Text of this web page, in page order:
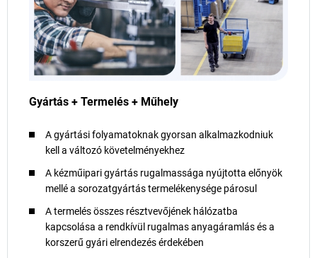
Gyártás + Termelés + Műhely
A gyártási folyamatoknak gyorsan alkalmazkodniuk
kell a változó követelményekhez
A kézműipari gyártás rugalmassága nyújtotta előnyök
mellé a sorozatgyártás termelékenysége párosul
A termelés összes résztvevőjének hálózatba
kapcsolása a rendkívül rugalmas anyagáramlás és a
korszerű gyári elrendezés érdekében